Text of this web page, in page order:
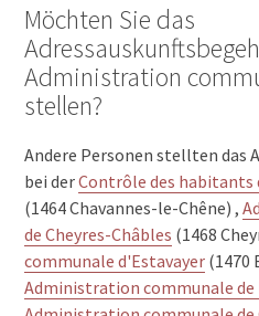
Möchten Sie das
Administration
stellen?
Andere Personen stellten das
bei derContrôle des habitants
(1464 Chavannes-le-Chêne) ,
de Cheyres-Châbles (1468
communale d'Estavayer (1470
Administration communale de